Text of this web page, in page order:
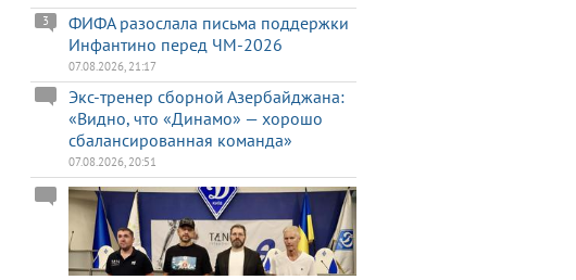
ФИФА разослала письма поддержки
Инфантино перед ЧМ-2026
3
07.08.2026, 21:17
Экс-тренер сборной Азербайджана:
«Видно, что «Динамо» — хорошо
сбалансированная команда»
07.08.2026, 20:51